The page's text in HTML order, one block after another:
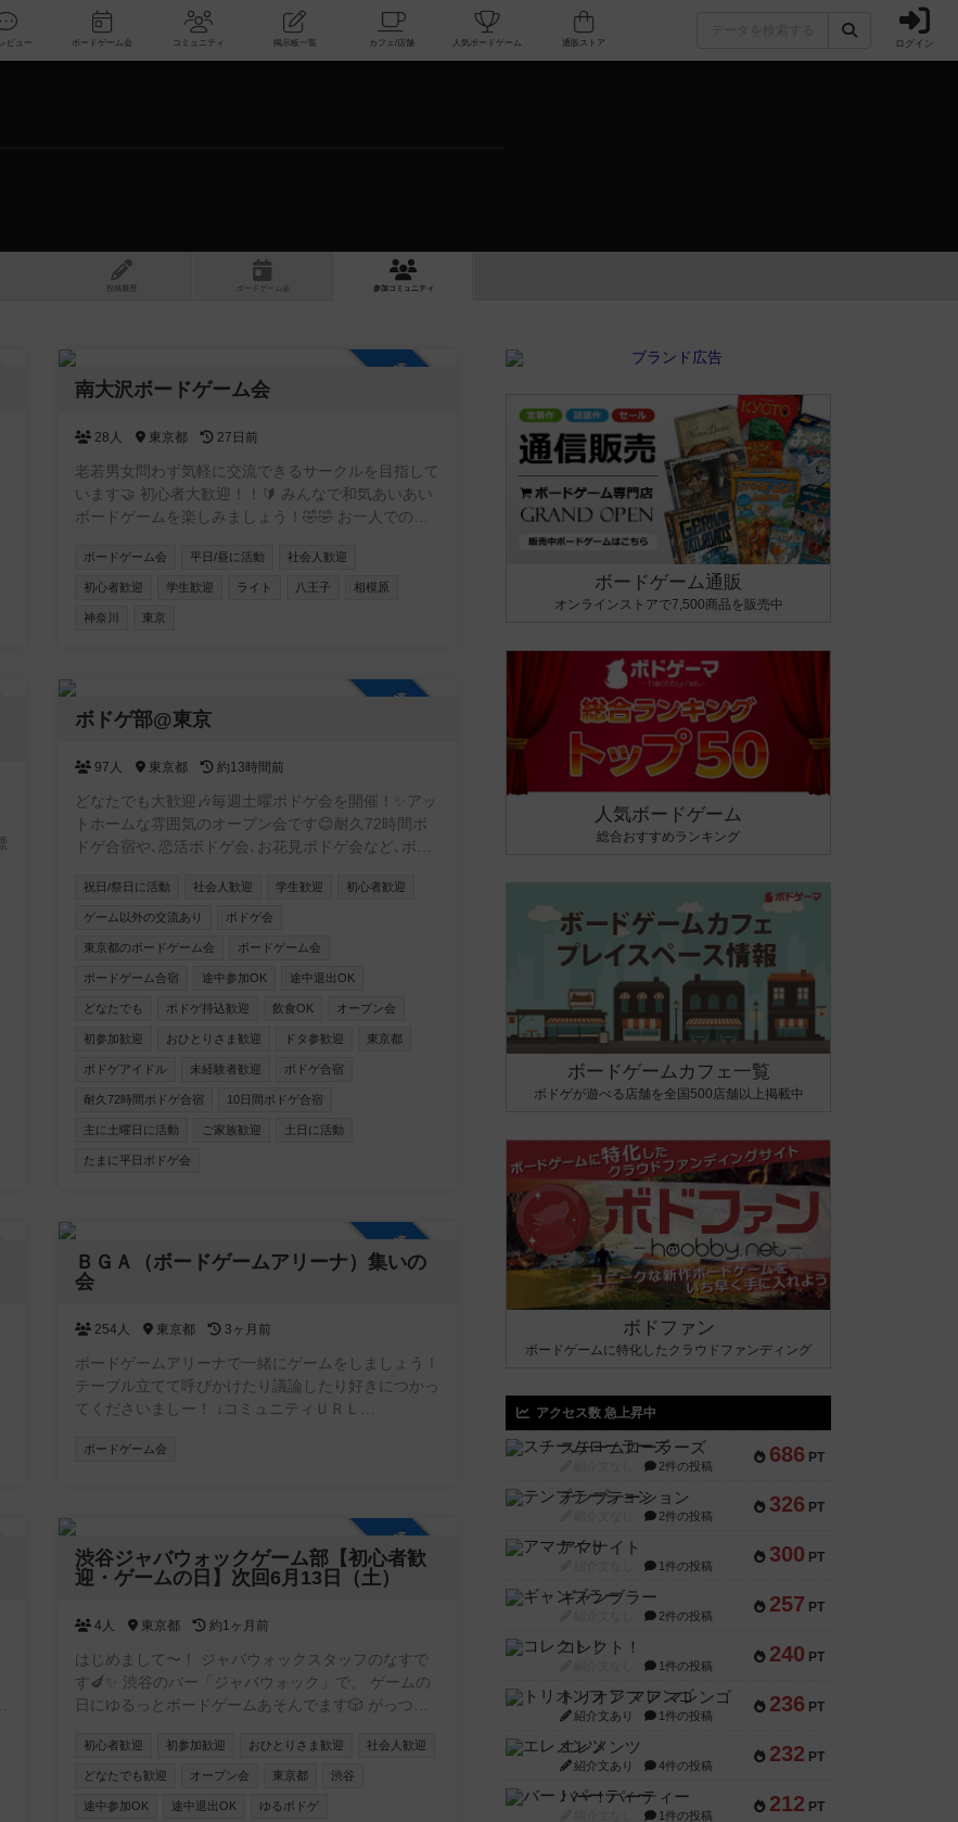
新着レビュー ボードゲーム会 コミュニティ 掲示板一覧 カフェ/店舗 人気ボードゲーム ログイン
投稿履歴 ボ ドゲ ーム 参加 コミュニティ
南大沢ボードゲーム会
28人 東京都 27日前
老若男女問わず気軽に交流できるサークルを目指して
います🤝 初心者大歓迎！！🔰 みんなで和気あいあい
ボードゲームを楽しみましょう！🤣🤣 お一人でのご
で、どなたでもお気軽にご参加いただけます！ 毎月
活動いたしますので、次回以降参加希望の方も是非メ
（現地払い。PayPay or 現金） ・途中参加、途中帰
宅可能。出入り自由。 ◾️禁止事項 ・勧誘行為（アムウ
ェイ、ビジネス勧誘など） ・セクハラ、迷惑行為 ◾️注
ットボトルや水筒など、フタ付きの物に限りOK。 ・
先の交換などは各々の責任でお願いします。 ・主催
者の注意に従わない方は退室していただきます。
ボードゲーム会 平日/昼に活動 社会人歓迎
初心者歓迎 学生歓迎 ライト 八王子 相模原
神奈川 東京
ボドゲ部@東京
97人 東京都 約13時間前
どなたでも大歓迎🎶毎週土曜ボドゲ会を開催！✨アッ
トホームな雰囲気のオープン会です😊耐久72時間ボ
ドゲ合宿や､恋活ボドゲ会､お花見ボドゲ会など､ボド
プレイします🎲基本的に土日祝､たまに平日にも開催
✨おひとりさまで初参加からの､リピート率高め❗️ぜひ
祝日/祭日に活動 社会人歓迎 学生歓迎 初心者歓迎
ゲーム以外の交流あり ボドゲ会
東京都のボードゲーム会 ボードゲーム会
ボードゲーム合宿 途中参加OK 途中退出OK
どなたでも ボドゲ持込歓迎 飲食OK オープン会
初参加歓迎 おひとりさま歓迎 ドタ参歓迎 東京都
ボドゲアイドル 未経験者歓迎 ボドゲ合宿
耐久72時間ボドゲ合宿 10日間ボドゲ合宿
主に土曜日に活動 ご家族歓迎 土日に活動
たまに平日ボドゲ会
参加自由
ＢＧＡ（ボードゲームアリーナ）集いの
会
254人 東京都 3ヶ月前
ボードゲームアリーナで一緒にゲームをしましょう！
テーブル立てて呼びかけたり議論したり好きにつかっ
てくださいましー！ ↓コミュニティＵＲＬ
ボードゲーム会
参加自由
渋谷ジャバウォックゲーム部【初心者歓
迎・ゲームの日】次回6月13日（土）
4人 東京都 約1ヶ月前
はじめまして〜！ ジャバウォックスタッフのなすで
す🍆✨ 渋谷のバー「ジャバウォック」で、 ゲームの
日にゆるっとボードゲームあそんでます🎲 がっつり
遊ぶ感じです🍸 ・初心者さんだいかんげい ・おひと
り参加も多め ・ルール説明ゆっくりやります◎ ・途
初心者歓迎 初参加歓迎 おひとりさま歓迎 社会人歓迎
どなたでも歓迎 オープン会 東京都 渋谷
途中参加OK 途中退出OK ゆるボドゲ
ボードゲーム通販
オンラインストアで7,500商品を販売中
人気ボードゲーム
総合おすすめランキング
ボードゲームカフェ一覧
ボドゲが遊べる店舗を全国500店舗以上掲載中
ボドファン
ボードゲームに特化したクラウドファンディング
アクセス数 急上昇中
686 PT
スチームローラーズ
2件の投稿
326 PT
テンプテーション
2件の投稿
300 PT
アマナイト
1件の投稿
257 PT
ギャンブラー
2件の投稿
240 PT
コレクト！
1件の投稿
236 PT
トリオンフ ア マレンゴ
紹介文あり 1件の投稿
232 PT
エレメンツ
紹介文あり 4件の投稿
212 PT
バー！パーティー
1件の投稿